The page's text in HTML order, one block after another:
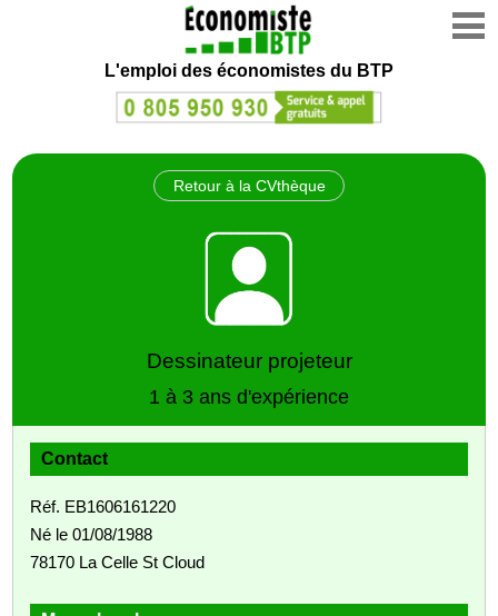
L'emploi des économistes du BTP
Retour à la CVthèque
Dessinateur projeteur
1 à 3 ans d'expérience
Contact
Réf. EB1606161220
Né le 01/08/1988
78170 La Celle St Cloud